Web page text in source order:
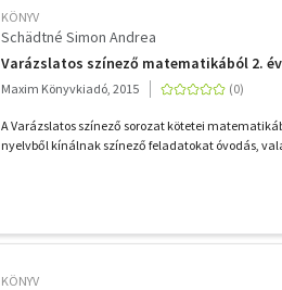
KÖNYV
Schädtné Simon Andrea
Varázslatos színező matematikából 2.
Maxim Könyvkiadó, 2015
A Varázslatos színező sorozat kötetei
nyelvből kínálnak színező feladatokat óvodás,
KÖNYV